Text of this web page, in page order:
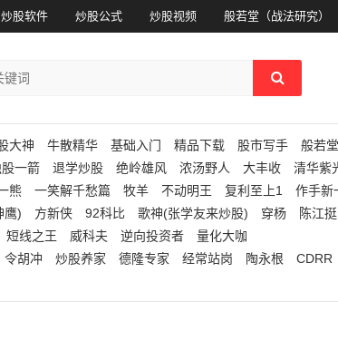
炒股软件 炒股公式 炒股视频 般若堂（战法研究）
大神 牛散精华 基础入门 精品下载 股市写手 般若堂
一箭 退学炒股 绝岭雄风 浓汤野人 大丰收 清华紫
熊 一笑解千愁篇 牧羊 不动明王 复利至上1 作手新
鹰) 方新侠 92科比 歌神(张学友来炒股) 穿杨 陈江挺
短线之王 威科夫 逆向投资者
量化大咖
令胡冲 炒股养家 德隆专家 经常站岗 陶永根 CDRR